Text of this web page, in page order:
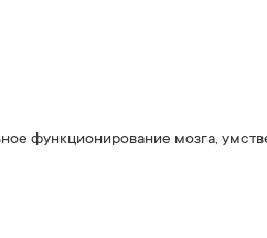
функционирование мозга,